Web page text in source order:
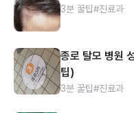
3분 꿀팁#진료과
종로 탈모 병원
팁)
3분 꿀팁#진료과